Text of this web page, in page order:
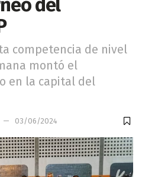
del
competencia de nivel
montó el
en la capital del
03/06/2024